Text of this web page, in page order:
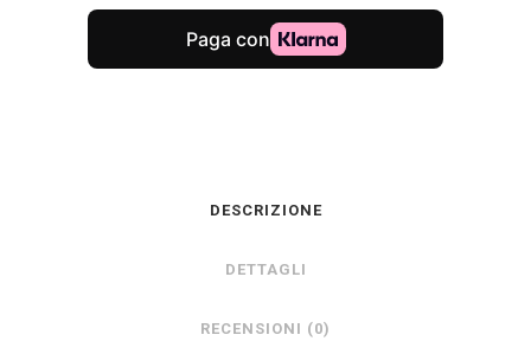
DESCRIZIONE
DETTAGLI
RECENSIONI (0)